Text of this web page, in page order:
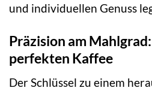
und individuellen Genuss
Präzision am
perfekten Kaffee
Der Schlüssel zu einem